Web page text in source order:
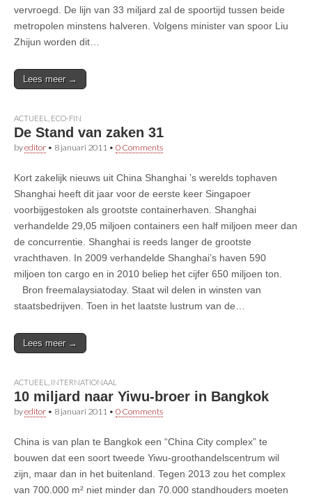
vervroegd. De lijn van 33 miljard zal de spoortijd tussen beide
metropolen minstens halveren. Volgens minister van spoor Liu
Zhijun worden dit…
Lees meer →
ACTUEEL ECO-FIN
De Stand van zaken 31
byeditor • 8 januari 2011 • 0 Comments
Kort zakelijk nieuws uit China Shanghai ’s werelds tophaven
Shanghai heeft dit jaar voor de eerste keer Singapoer
voorbijgestoken als grootste containerhaven. Shanghai
verhandelde 29,05 miljoen containers een half miljoen meer dan
de concurrentie. Shanghai is reeds langer de grootste
vrachthaven. In 2009 verhandelde Shanghai’s haven 590
miljoen ton cargo en in 2010 beliep het cijfer 650 miljoen ton.
Bron freemalaysiatoday. Staat wil delen in winsten van
staatsbedrijven. Toen in het laatste lustrum van de…
Lees meer →
ACTUEEL INTERNATIONAAL
10 miljard naar Yiwu-broer in Bangkok
byeditor • 8 januari 2011 • 0 Comments
China is van plan te Bangkok een “China City complex” te
bouwen dat een soort tweede Yiwu-groothandelscentrum wil
zijn, maar dan in het buitenland. Tegen 2013 zou het complex
van 700.000 m² niet minder dan 70.000 standhouders moeten